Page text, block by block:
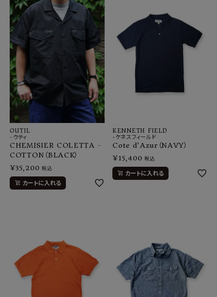
OUTIL
-ウティ
CHEMISIER COLETTA -
COTTON（BLACK）
¥35,200 税込
カートに入れる
KENNETH FIELD
-ケネスフィールド
Cote d'Azur（NAVY）
¥15,400 税込
カートに入れる